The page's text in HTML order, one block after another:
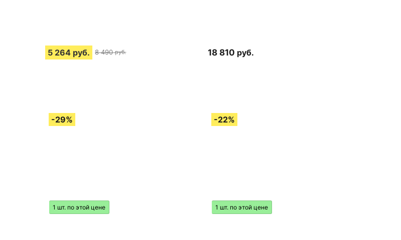
5 264 руб. 8 490 руб. 18 810 руб.
1 шт. по этой цене 1 шт. по этой цене